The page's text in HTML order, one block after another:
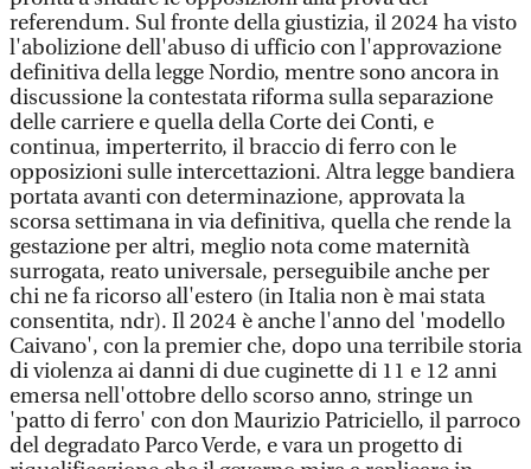
referendum. Sul fronte della giustizia, il 2024 ha visto
l'abolizione dell'abuso di ufficio con l'approvazione
definitiva della legge Nordio, mentre sono ancora in
discussione la contestata riforma sulla separazione
delle carriere e quella della Corte dei Conti, e
continua, imperterrito, il braccio di ferro con le
opposizioni sulle intercettazioni. Altra legge bandiera
portata avanti con determinazione, approvata la
scorsa settimana in via definitiva, quella che rende la
gestazione per altri, meglio nota come maternità
surrogata, reato universale, perseguibile anche per
chi ne fa ricorso all'estero (in Italia non è mai stata
consentita, ndr). Il 2024 è anche l'anno del 'modello
Caivano', con la premier che, dopo una terribile storia
di violenza ai danni di due cuginette di 11 e 12 anni
emersa nell'ottobre dello scorso anno, stringe un
'patto di ferro' con don Maurizio Patriciello, il parroco
del degradato Parco Verde, e vara un progetto di